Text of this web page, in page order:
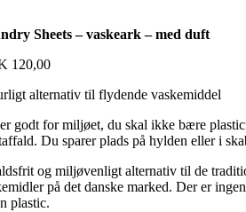
Sheets – vaskeark – med duft
120,00
alternativ til flydende vaskemiddel
godt for miljøet, du skal ikke bære
Du sparer plads på hylden eller i
og miljøvenligt alternativ til de
på det danske marked. Der er
plastic.